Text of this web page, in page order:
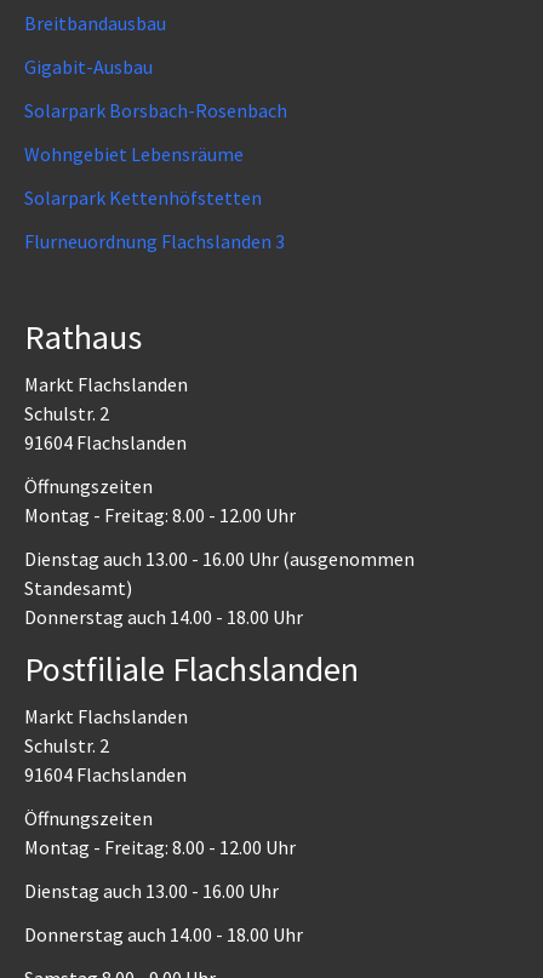
Breitbandausbau
Gigabit-Ausbau
Solarpark Borsbach-Rosenbach
Wohngebiet Lebensräume
Solarpark Kettenhöfstetten
Flurneuordnung Flachslanden 3
Rathaus
Markt Flachslanden
Schulstr. 2
91604 Flachslanden
Öffnungszeiten
Montag - Freitag: 8.00 - 12.00 Uhr
Dienstag auch 13.00 - 16.00 Uhr (ausgenommen
Standesamt)
Donnerstag auch 14.00 - 18.00 Uhr
Postfiliale Flachslanden
Markt Flachslanden
Schulstr. 2
91604 Flachslanden
Öffnungszeiten
Montag - Freitag: 8.00 - 12.00 Uhr
Dienstag auch 13.00 - 16.00 Uhr
Donnerstag auch 14.00 - 18.00 Uhr